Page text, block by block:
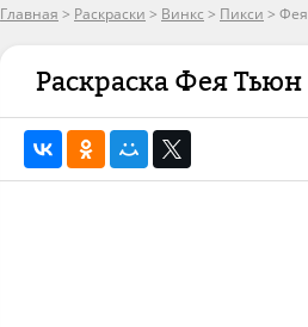
Главная > Раскраски > Винкс > Пикси >
Раскраска Фея Тьюн